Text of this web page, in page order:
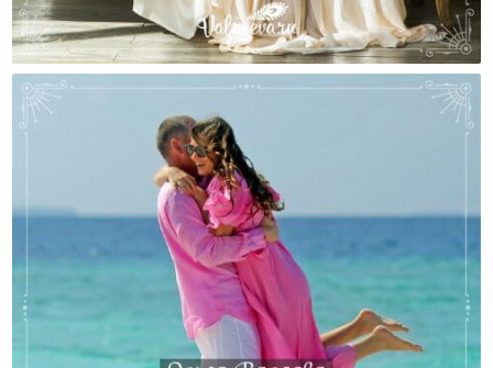
Какие Качества Стоит Развивать В Себе Женщине?